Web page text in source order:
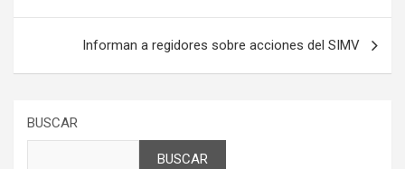
entradas
Informan a regidores sobre acciones del SIMV
BUSCAR
BUSCAR